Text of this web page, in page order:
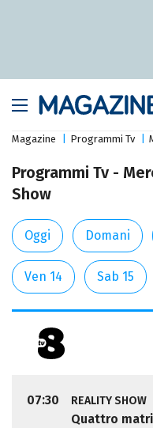
Magazine Programmi Tv
Programmi Tv -
Show
Oggi Domani
Ven 14 Sab 15
07:30 REALITY SHOW
Quattro